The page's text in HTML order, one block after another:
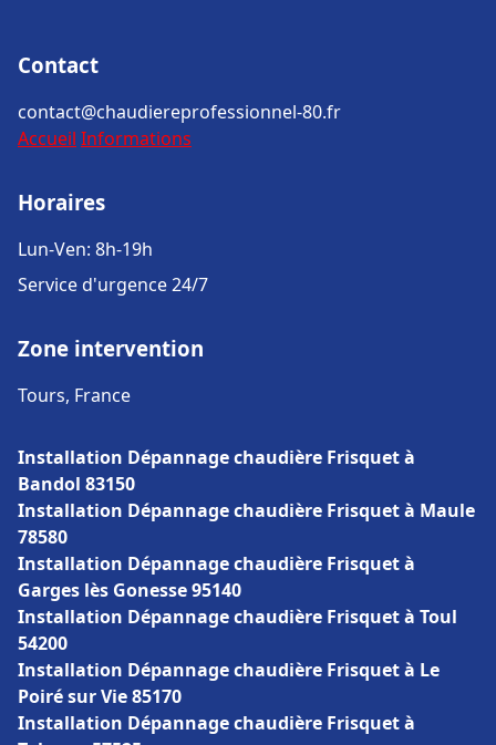
Contact
contact@chaudiereprofessionnel-80.fr
Accueil Informations
Horaires
Lun-Ven: 8h-19h
Service d'urgence 24/7
Zone intervention
Tours, France
Installation Dépannage chaudière Frisquet à
Bandol 83150
Installation Dépannage chaudière Frisquet à Maule
78580
Installation Dépannage chaudière Frisquet à
Garges lès Gonesse 95140
Installation Dépannage chaudière Frisquet à Toul
54200
Installation Dépannage chaudière Frisquet à Le
Poiré sur Vie 85170
Installation Dépannage chaudière Frisquet à